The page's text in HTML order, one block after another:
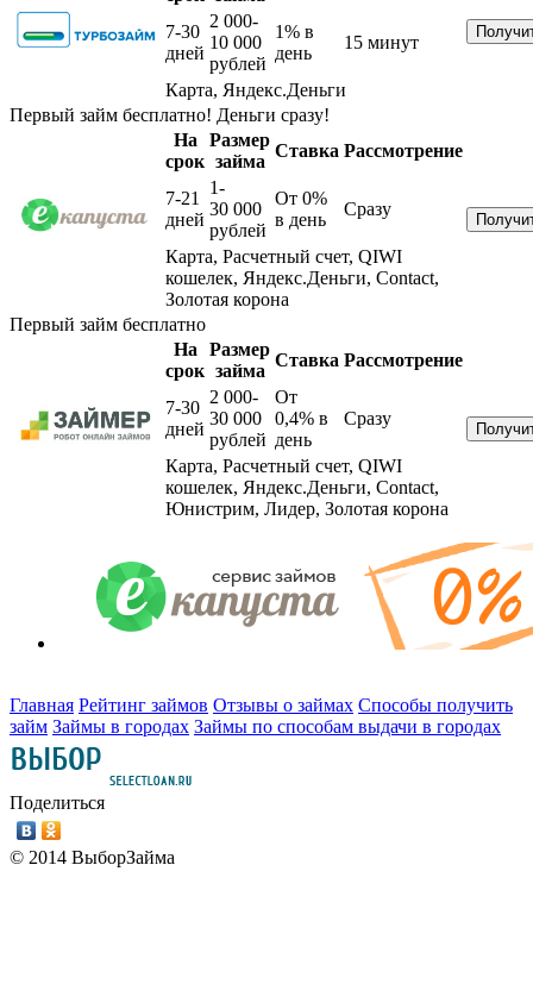
7-30
дней
2 000-
10 000
рублей
1% в
день
15 минут
Карта, Яндекс.Деньги
Первый займ бесплатно! Деньги сразу!
На
срок
Размер
займа
Ставка Рассмотрение
7-21
дней
1-
30 000
рублей
От 0%
в день
Сразу
Карта, Расчетный счет, QIWI
кошелек, Яндекс.Деньги, Contact,
Золотая корона
Первый займ бесплатно
На
срок
Размер
займа
Ставка Рассмотрение
7-30
дней
2 000-
30 000
рублей
От
0,4% в
день
Сразу
Карта, Расчетный счет, QIWI
кошелек, Яндекс.Деньги, Contact,
Юнистрим, Лидер, Золотая корона
Главная Рейтинг займов Отзывы о займах Способы получить
займ Займы в городах Займы по способам выдачи в городах
Поделиться
© 2014 ВыборЗайма